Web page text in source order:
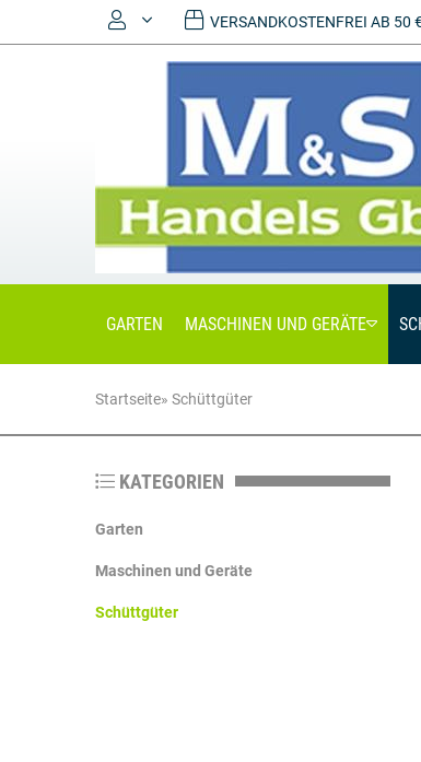
VERSANDKOSTENFREI AB 50
Anmelden Registrieren
GARTEN MASCHINEN UND GERÄTE
Startseite» Schüttgüter
KATEGORIEN
Garten
Maschinen und Geräte
Schüttgüter